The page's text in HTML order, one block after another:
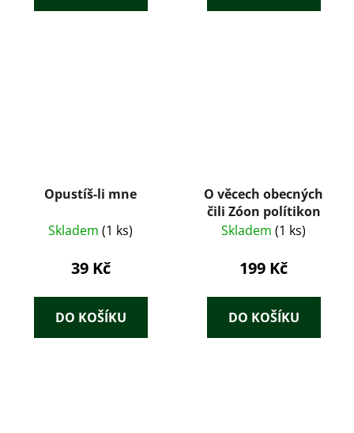
Opustíš-li mne
Skladem (1 ks)
39 Kč
DO KOŠÍKU
O věcech obecných
čili Zóon polítikon
Skladem (1 ks)
199 Kč
DO KOŠÍKU